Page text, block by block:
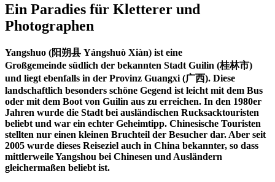
Ein Paradies für Kletterer und
Photographen
Yangshuo (阳朔县 Yángshuò Xiàn) ist eine
Großgemeinde südlich der bekannten Stadt Guilin (桂林市)
und liegt ebenfalls in der Provinz Guangxi (广西). Diese
landschaftlich besonders schöne Gegend ist leicht mit dem Bus
oder mit dem Boot von Guilin aus zu erreichen. In den 1980er
Jahren wurde die Stadt bei ausländischen Rucksacktouristen
beliebt und war ein echter Geheimtipp. Chinesische Touristen
stellten nur einen kleinen Bruchteil der Besucher dar. Aber seit
2005 wurde dieses Reiseziel auch in China bekannter, so dass
mittlerweile Yangshou bei Chinesen und Ausländern
gleichermaßen beliebt ist.